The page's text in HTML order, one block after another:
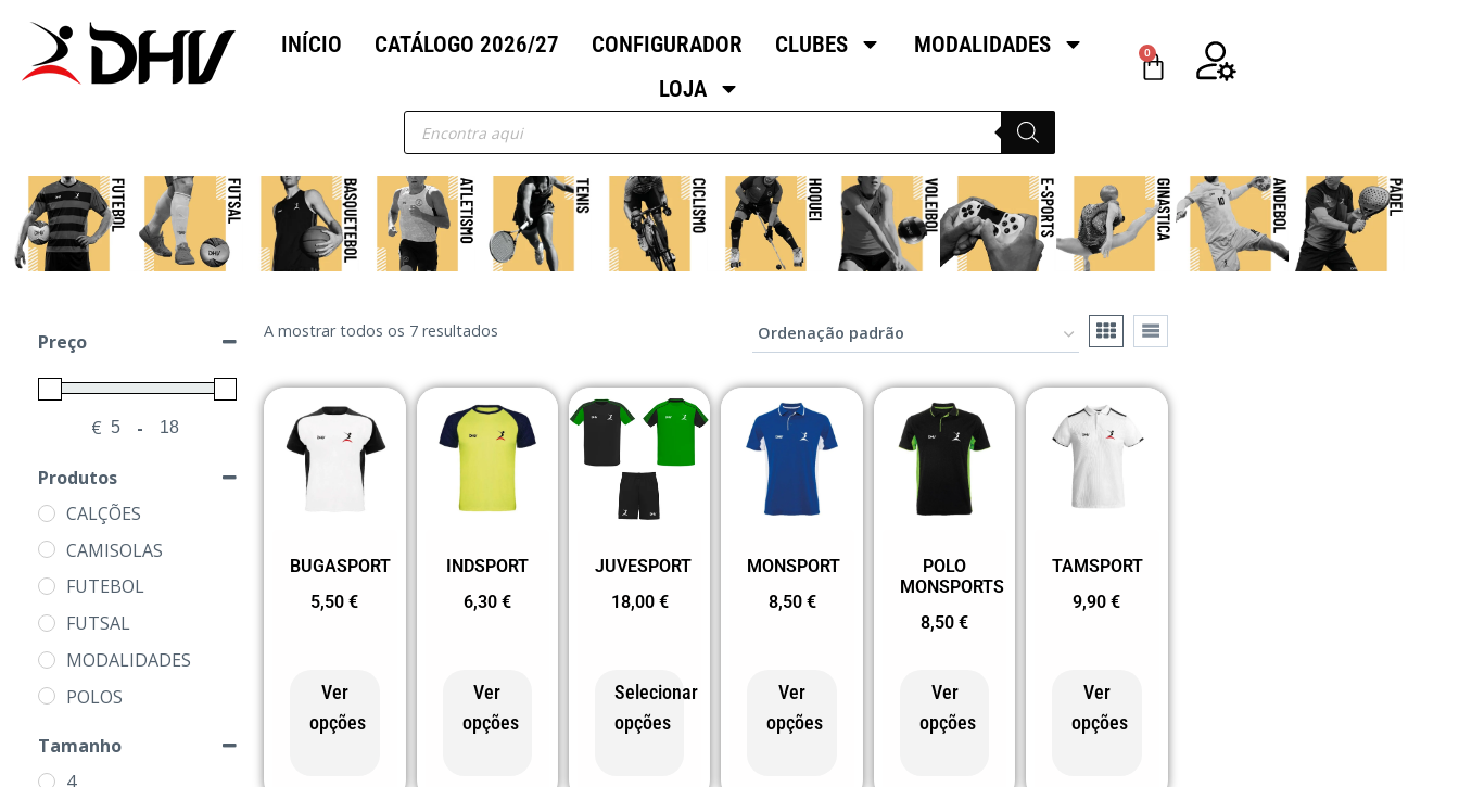
INÍCIO CATÁLOGO 2026/27 CONFIGURADOR CLUBES
MODALIDADES
LOJA
0
Preço
€ -
Produtos
CALÇÕES
CAMISOLAS
FUTEBOL
FUTSAL
MODALIDADES
POLOS
Tamanho
4
A mostrar todos os 7 resultados
BUGASPORT
5,50€
Ver
opções
INDSPORT
6,30 €
Ver
opções
JUVESPORT
18,00 €
Selecionar
opções
MONSPORT
8,50 €
Ver
opções
POLO
MONSPORTS
8,50€
Ver
opções
TAMSPORT
9,90€
Ver
opções